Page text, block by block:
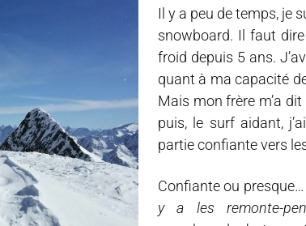
Il y a peu de temps, je
snowboard. Il faut
froid depuis 5 ans.
quant à ma capacité
Mais mon frère m’a dit
puis, le surf aidant,
partie confiante vers
Confiante ou
y a les remonte-